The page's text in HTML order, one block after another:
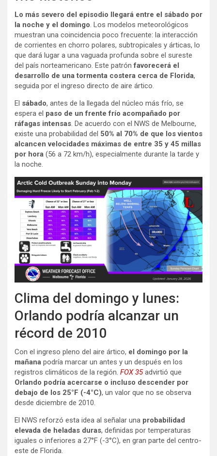
Lo más severo del episodio llegará entre el sábado por
la noche y el domingo. Los modelos meteorológicos
muestran una coincidencia poco frecuente: la interacción
de corrientes en chorro polares, subtropicales y árticas, lo
que dará lugar a una vaguada profunda sobre el sureste
del país norteamericano. Este patrón favorecerá el
desarrollo de una tormenta costera cerca de Florida,
seguida por el ingreso directo de aire ártico.
El sábado, antes de la llegada del núcleo más frío, se
espera el paso de un frente frío acompañado por
ráfagas intensas. De acuerdo con el NWS de Melbourne,
existe una probabilidad del 50% al 70% de que los vientos
alcancen velocidades máximas de entre 35 y 45 millas
por hora (56 a 72 km/h), especialmente durante la tarde y
la noche.
Clima del domingo y lunes:
Orlando podría alcanzar un
récord de 2010
Con el ingreso pleno del aire ártico, el domingo por la
mañana podría marcar un antes y un después en los
registros climáticos de la región. FOX 35advirtió que
Orlando podría acercarse o incluso descender por
debajo de los 25°F (-4°C), un valor que no se observa
desde diciembre de 2010.
El NWS reforzó esta idea al señalar una probabilidad
elevada de heladas duras, definidas por temperaturas
iguales o inferiores a 27°F (-3°C), en gran parte del centro-
este de Florida.